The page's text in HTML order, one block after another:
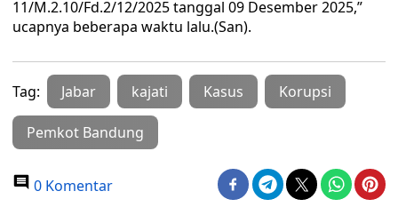
11/M.2.10/Fd.2/12/2025 tanggal 09 Desember 2025,”
ucapnya beberapa waktu lalu.(San).
Tag: Jabar kajati Kasus Korupsi
Pemkot Bandung
0 Komentar